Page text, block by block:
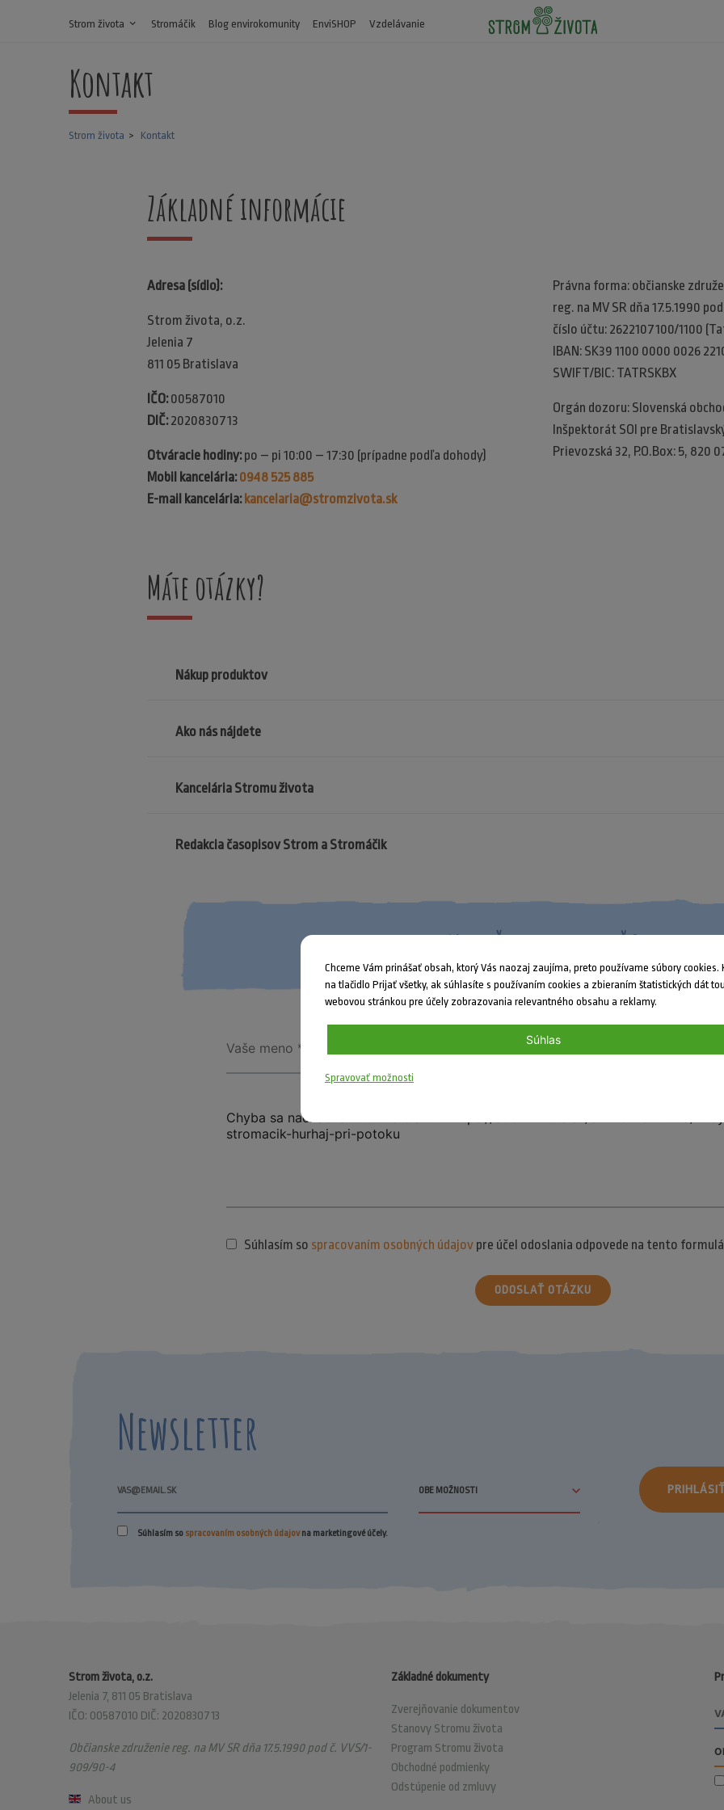
Strom života expand_more Stromáčik Blog envirokomunity EnviSHOP Vzdelávanie
Kontakt
Strom života Kontakt
Základné informácie
Adresa (sídlo):
Strom života, o.z.
Jelenia 7
811 05 Bratislava
IČO:00587010
DIČ:2020830713
Otváracie hodiny:po – pi 10:00 – 17:30 (prípadne podľa dohody)
Mobil kancelária:0948 525 885
E-mail kancelária:kancelaria@stromzivota.sk
Právna forma: občianske
reg. na MV SR dňa 17.5.1990
číslo účtu: 2622107100/1100
IBAN: SK39 1100 0000 0026
SWIFT/BIC: TATRSKBX
Orgán dozoru: Slovenská
Inšpektorát SOI pre
Prievozská 32, P.O.Box: 5, 820
Máte otázky?
Nákup produktov
Ako nás nájdete
Kancelária Stromu života
Redakcia časopisov Strom a Stromáčik
Nenašli ste odpoveď?
Súhlasím so spracovaním osobných údajovpre účel odoslania odpovede na tento
ODOSLAŤ OTÁZKU
Newsletter
Súhlasím so spracovaním osobných údajovna marketingové účely.
Strom života, o.z.
Jelenia 7, 811 05 Bratislava
IČO: 00587010 DIČ: 2020830713
Občianske združenie reg. na MV SR dňa 17.5.1990 pod č. VVS/1-
909/90-4
About us
Základné dokumenty
Zverejňovanie dokumentov
Stanovy Stromu života
Program Stromu života
Obchodné podmienky
Odstúpenie od zmluvy
Chceme Vám prinášať obsah, ktorý Vás naozaj zaujíma, preto používame súbory cookies.
na tlačidlo Prijať všetky, ak súhlasíte s používaním cookies a zbieraním štatistických dát
webovou stránkou pre účely zobrazovania relevantného obsahu a reklamy.
Súhlas
Spravovať možnosti